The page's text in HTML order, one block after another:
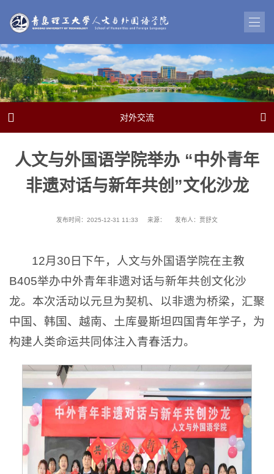
 对外交流 
人文与外国语学院举办 “中外青年
非遗对话与新年共创”文化沙龙
发布时间：2025-12-31 11:33 来源： 发布人：贾舒文
12月30日下午，人文与外国语学院在主教
B405举办中外青年非遗对话与新年共创文化沙
龙。本次活动以元旦为契机、以非遗为桥梁，汇聚
中国、韩国、越南、土库曼斯坦四国青年学子，为
构建人类命运共同体注入青春活力。